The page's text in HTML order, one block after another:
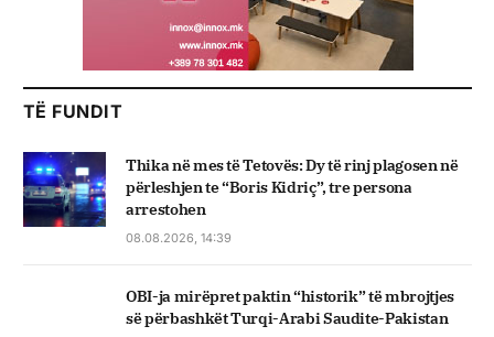
TË FUNDIT
Thika në mes të Tetovës: Dy të rinj plagosen në
përleshjen te “Boris Kidriç”, tre persona
arrestohen
08.08.2026, 14:39
OBI-ja mirëpret paktin “historik” të mbrojtjes
së përbashkët Turqi-Arabi Saudite-Pakistan